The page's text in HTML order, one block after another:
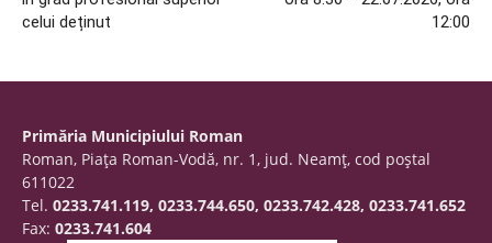
celui deținut
12:00
Primăria Municipiului Roman
Roman, Piaţa Roman-Vodă, nr. 1, jud. Neamţ, cod poştal
611022
Tel. 0233.741.119, 0233.744.650, 0233.742.428, 0233.741.652
Fax: 0233.741.604